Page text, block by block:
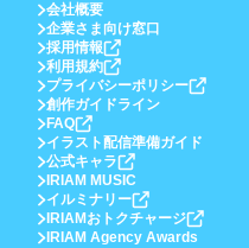
会社概要
企業さま向け窓口
採用情報
利用規約
プライバシーポリシー
創作ガイドライン
FAQ
イラスト配信準備ガイド
公式キャラ
IRIAM MUSIC
イルミナリー
IRIAMおトクチャージ
IRIAM Agency Awards